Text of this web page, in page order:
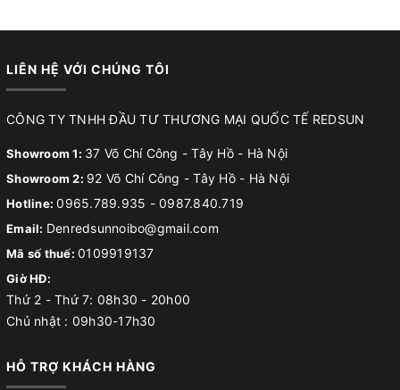
LIÊN HỆ VỚI CHÚNG TÔI
CÔNG TY TNHH ĐẦU TƯ THƯƠNG MẠI QUỐC TẾ REDSUN
Showroom 1: 37 Võ Chí Công - Tây Hồ - Hà Nội
Showroom 2: 92 Võ Chí Công - Tây Hồ - Hà Nội
Hotline:0965.789.935 - 0987.840.719
Email: Denredsunnoibo@gmail.com
Mã số thuế: 0109919137
Giờ HĐ:
Thứ 2 - Thứ 7: 08h30 - 20h00
Chủ nhật : 09h30-17h30
HỖ TRỢ KHÁCH HÀNG